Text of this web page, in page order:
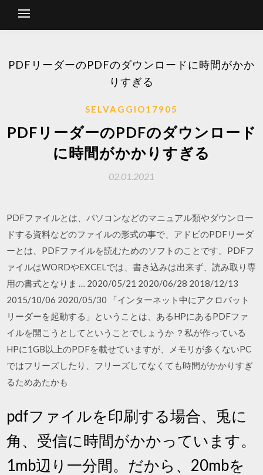
PDFリーダーのPDFのダウンロードに時間がかか
りすぎる
SELVAGGIO17905
PDFリーダーのPDFのダウンロード
に時間がかかりすぎる
02.01.2021
PDFファイルとは、パソコンなどのマニュアル類やダウンロー
ドする資料などのファイルの形式の事で、アドビのPDFリーダ
ーとは、PDFファイルを読むためのソフトのことです。PDFフ
ァイルはWORDやEXCELでは、書き込みは出来ず、読み取り専
用の書式となりま … 2020/05/21 2020/06/28 2018/12/13
2015/10/06 2020/05/30 「インターネット中にアクロバット
リーダーを起動する」ということは、あるHPにあるPDFファ
イルを開こうとしてということでしょうか ？私が作っている
HPに1GB以上のPDFを載せていますが、メモリが多くないPC
ではフリーズしたり、フリーズしてなくても時間がかかりすぎ
るためあたかも
pdfファイルを印刷する場合、兎に
角、受信に時間がかかっています。
1mb辺り一分間。だから、20mbを